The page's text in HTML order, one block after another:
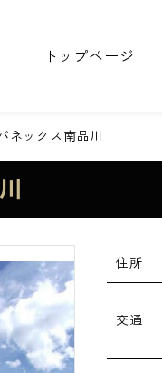
トップページ
ネックス南品川
住所
交通